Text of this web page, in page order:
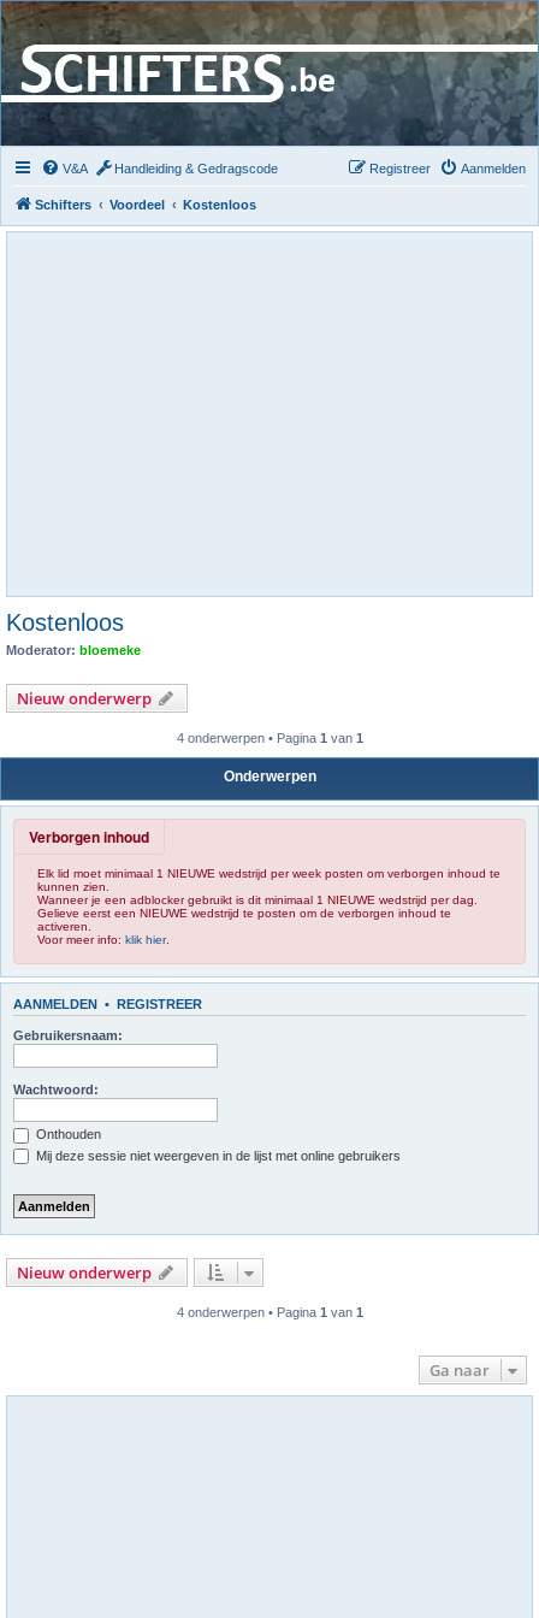
V&A Handleiding & Gedragscode Aanmelden
Registreer
Schifters Voordeel Kostenloos
Kostenloos
Moderator: bloemeke
Nieuw onderwerp
4 onderwerpen • Pagina 1 van 1
Onderwerpen
Verborgen inhoud
Elk lid moet minimaal 1 NIEUWE wedstrijd per week posten om verborgen inhoud te
kunnen zien.
Wanneer je een adblocker gebruikt is dit minimaal 1 NIEUWE wedstrijd per dag.
Gelieve eerst een NIEUWE wedstrijd te posten om de verborgen inhoud te
activeren.
Voor meer info: klik hier.
AANMELDEN • REGISTREER
Gebruikersnaam:
Wachtwoord:
Onthouden
Mij deze sessie niet weergeven in de lijst met online gebruikers
Nieuw onderwerp
4 onderwerpen • Pagina 1 van 1
Ga naar